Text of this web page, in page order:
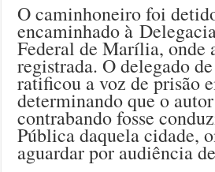
O caminhoneiro foi
encaminhado à
Federal de Marília, onde
registrada. O delegado
ratificou a voz de prisão
determinando que o
contrabando fosse
Pública daquela cidade,
aguardar por audiência